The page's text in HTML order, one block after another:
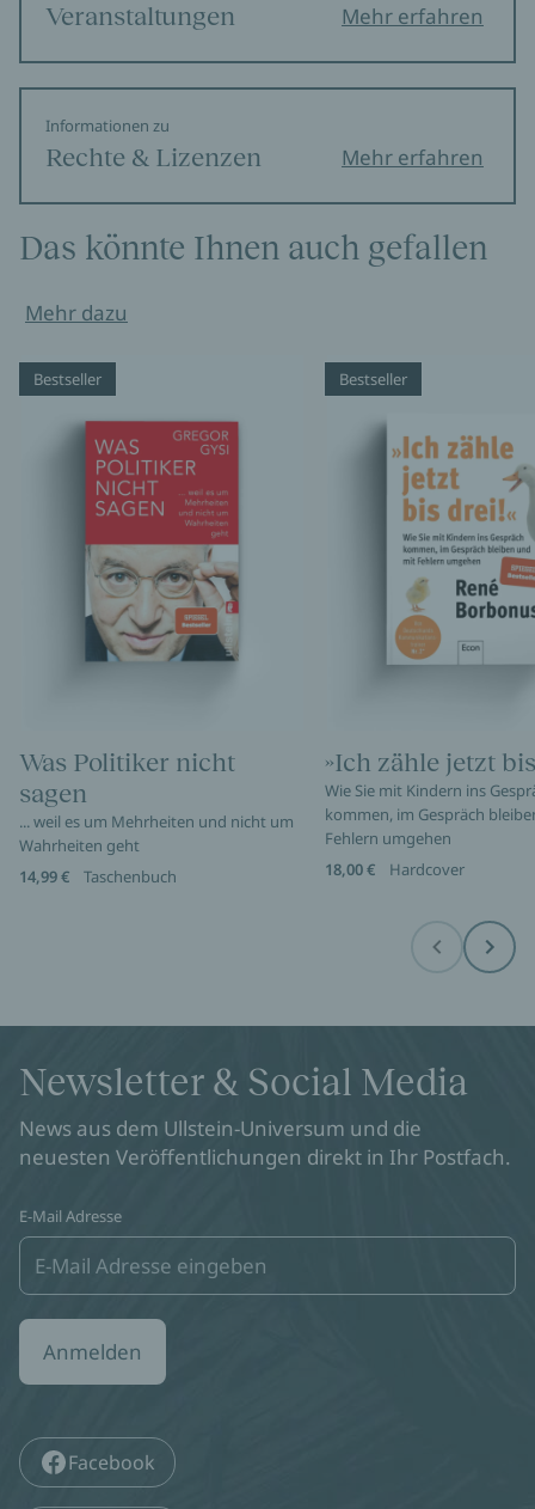
Veranstaltungen Mehr erfahren
Informationen zu
Rechte & Lizenzen Mehr erfahren
Das könnte Ihnen auch gefallen
Mehr dazu
Bestseller
Was Politiker nicht
sagen
... weil es um Mehrheiten und nicht um
Wahrheiten geht
14,99 €
Taschenbuch
Bestseller
»Ich zähle jetzt
Wie Sie mit Kindern ins
kommen, im Gespräch
Fehlern umgehen
18,00 €
Hardcover
Before Next
Newsletter & Social Media
News aus dem Ullstein-Universum und die
neuesten Veröffentlichungen direkt in Ihr Postfach.
E-Mail Adresse
Anmelden
Facebook